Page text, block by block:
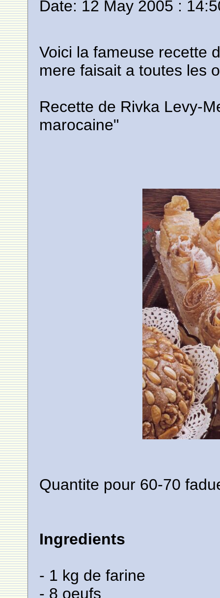
Date: 12 May 2005 :
Voici la fameuse recette
mere faisait a toutes les
Recette de Rivka Levy-
marocaine"
Quantite pour 60-70
Ingredients
- 1 kg de farine
- 8 oeufs